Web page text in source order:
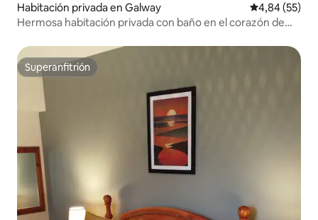
Habitación privada en Galway Calificación
4,84 (55)
Hermosa habitación privada con baño en el corazón de
Superanfitrión
Superanfitrión